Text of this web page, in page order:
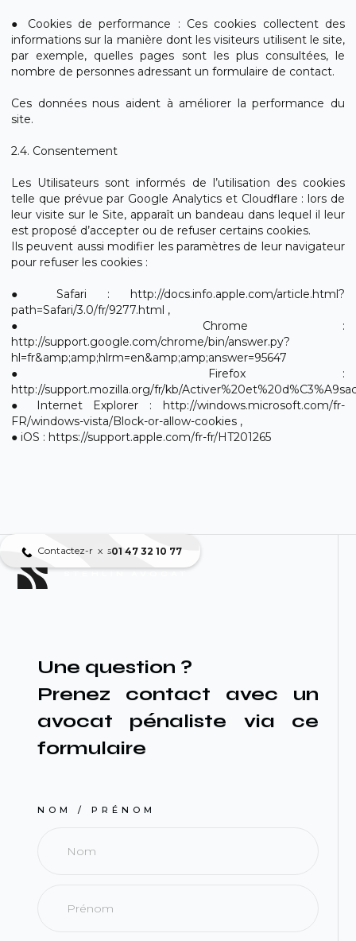
● Cookies de performance : Ces cookies collectent des
informations sur la manière dont les visiteurs utilisent le site,
par exemple, quelles pages sont les plus consultées, le
nombre de personnes adressant un formulaire de contact.
Ces données nous aident à améliorer la performance du
site.
2.4. Consentement
Les Utilisateurs sont informés de l’utilisation des cookies
telle que prévue par Google Analytics et Cloudflare : lors de
leur visite sur le Site, apparaît un bandeau dans lequel il leur
est proposé d’accepter ou de refuser certains cookies.
Ils peuvent aussi modifier les paramètres de leur navigateur
pour refuser les cookies :
● Safari : http://docs.info.apple.com/article.html?
path=Safari/3.0/fr/9277.html ,
● Chrome :
http://support.google.com/chrome/bin/answer.py?
hl=fr&amp;amp;hlrm=en&amp;amp;answer=95647
● Firefox :
http://support.mozilla.org/fr/kb/
● Internet Explorer : http://windows.microsoft.com/fr-
FR/windows-vista/Block-or-allow-cookies ,
● iOS : https://support.apple.com/fr-fr/HT201265
Une question ?
Prenez contact avec un
avocat pénaliste via ce
formulaire
NOM / PRÉNOM
Contactez-nous
x 01 47 32 10 77